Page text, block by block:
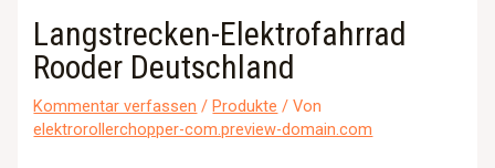
Langstrecken-Elektrofahrrad
Rooder Deutschland
Kommentar verfassen /Produkte / Von
elektrorollerchopper-com.preview-domain.com